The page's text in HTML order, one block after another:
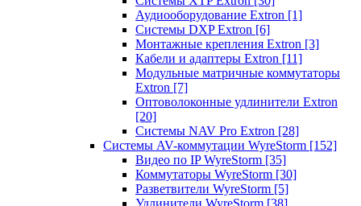
Аудиооборудование Extron [1]
Системы DXP Extron [6]
Монтажные крепления Extron [3]
Кабели и адаптеры Extron [11]
Модульные матричные коммутаторы
Extron [7]
Оптоволоконные удлинители Extron
[20]
Системы NAV Pro Extron [28]
Системы AV-коммутации WyreStorm [152]
Видео по IP WyreStorm [35]
Коммутаторы WyreStorm [30]
Разветвители WyreStorm [5]
Удлинители WyreStorm [38]